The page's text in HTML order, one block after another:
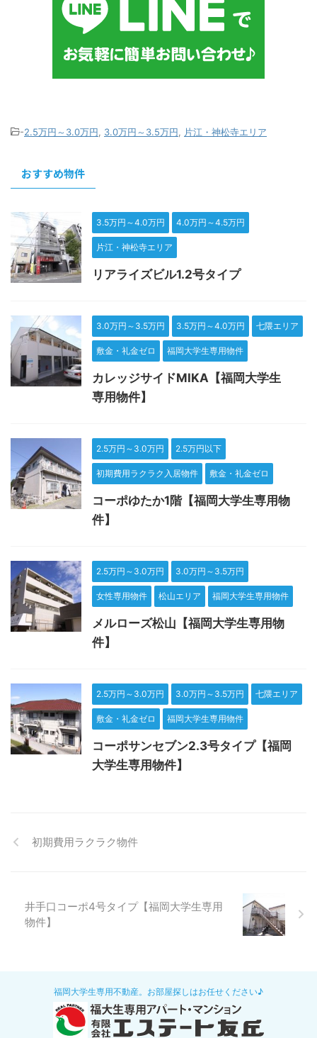
-2.5万円～3.0万円 3.0万円～3.5万円 片江・神松寺エリア
おすすめ物件
3.5万円～4.0万円 4.0万円～4.5万円
片江・神松寺エリア
リアライズビル1.2号タイプ
3.0万円～3.5万円 3.5万円～4.0万円 七隈エリア
敷金・礼金ゼロ 福岡大学生専用物件
カレッジサイドMIKA【福岡大学生
専用物件】
2.5万円～3.0万円 2.5万円以下
初期費用ラクラク入居物件 敷金・礼金ゼロ
コーポゆたか1階【福岡大学生専用物
件】
2.5万円～3.0万円 3.0万円～3.5万円
女性専用物件 松山エリア 福岡大学生専用物件
メルローズ松山【福岡大学生専用物
件】
2.5万円～3.0万円 3.0万円～3.5万円 七隈エリア
敷金・礼金ゼロ 福岡大学生専用物件
コーポサンセブン2.3号タイプ【福岡
大学生専用物件】
初期費用ラクラク物件
井手口コーポ4号タイプ【福岡大学生専用
物件】
福岡大学生専用不動産。お部屋探しはお任せください♪